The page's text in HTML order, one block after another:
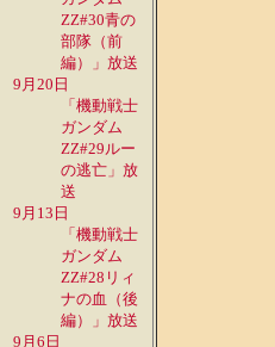
ZZ#30青の
部隊（前
編）」放送
9月20日
「機動戦士
ガンダム
ZZ#29ルー
の逃亡」放
送
9月13日
「機動戦士
ガンダム
ZZ#28リィ
ナの血（後
編）」放送
9月6日